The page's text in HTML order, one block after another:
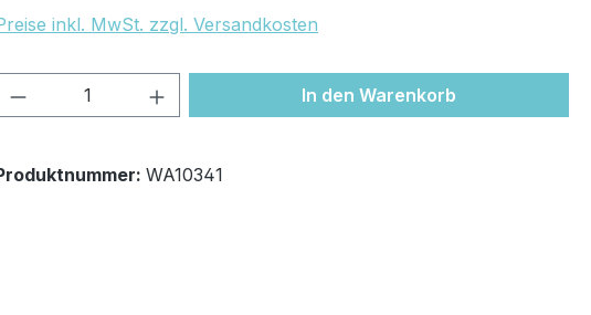
inkl. MwSt. zzgl. Versandkosten
Produkt Anzahl: Gib den gewünschten Wert
In den Warenkorb
WA10341